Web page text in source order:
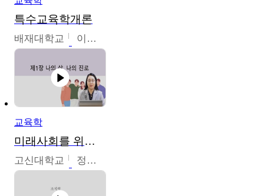
특수교육학개론
배재대학교 이현주
교육학
미래사회를 위한 진로 탐색 및 설계
고신대학교 정주영